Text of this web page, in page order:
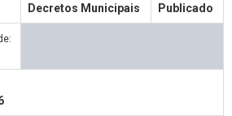
Decretos Municipais Publicado